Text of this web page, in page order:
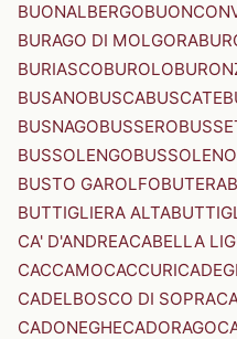
BUONALBERGO
BURAGO DI MOLGORA
BURIASCOBUROLO
BUSANOBUSCABUSCATE
BUSNAGOBUSSERO
BUSSOLENGOBUSSOLENO
BUSTO GAROLFOBUTERA
BUTTIGLIERA ALTA
CA' D'ANDREACABELLA
CACCAMOCACCURI
CADELBOSCO DI SOPRA
CADONEGHECADORAGO